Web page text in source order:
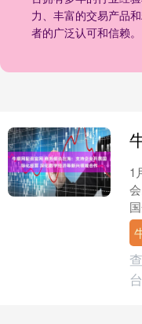
力、丰富的交易产品
者的广泛认可和信赖。
1
台